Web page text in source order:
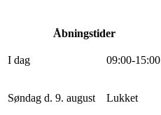
Åbningstider
I dag 09:00-15:00
Søndag d. 9. august Lukket